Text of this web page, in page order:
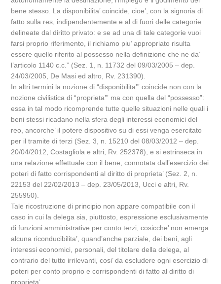
bene stesso. La disponibilita’ coincide, cioe’, con la signoria di
fatto sulla res, indipendentemente e al di fuori delle categorie
delineate dal diritto privato: e se ad una di tale categorie vuoi
farsi proprio riferimento, il richiamo piu’ appropriato risulta
essere quello riferito al possesso nella definizione che ne da’
l’articolo 1140 c.c.” (Sez. 1, n. 11732 del 09/03/2005 – dep.
24/03/2005, De Masi ed altro, Rv. 231390).
In altri termini la nozione di “disponibilita’” coincide non con la
nozione civilistica di “proprieta’” ma con quella del “possesso”:
essa in tal modo ricomprende tutte quelle situazioni nelle quali i
beni stessi ricadano nella sfera degli interessi economici del
reo, ancorche’ il potere dispositivo su di essi venga esercitato
per il tramite di terzi (Sez. 3, n. 15210 del 08/03/2012 – dep.
20/04/2012, Costagliola e altri, Rv. 252378), e si estrinseca in
una relazione effettuale con il bene, connotata dall’esercizio dei
poteri di fatto corrispondenti al diritto di proprieta’ (Sez. 2, n.
22153 del 22/02/2013 – dep. 23/05/2013, Ucci e altri, Rv.
255950).
Tale ricostruzione di principio non appare compatibile con il
caso in cui la delega sia, piuttosto, espressione esclusivamente
di funzioni amministrative per conto terzi, cosicche’ non emerga
alcuna riconducibilita’, quand’anche parziale, dei beni, agli
interessi economici, personali, del titolare della delega, al
contrario del tutto irrilevanti, cosi’ da escludere ogni esercizio di
poteri per conto proprio e corrispondenti di fatto al diritto di
proprieta’.